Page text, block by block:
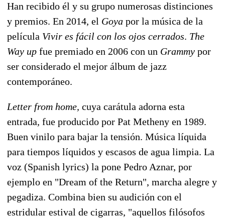
Han recibido él y su grupo numerosas distinciones
y premios. En 2014, el Goya por la música de la
película Vivir es fácil con los ojos cerrados. The
Way up fue premiado en 2006 con un Grammy por
ser considerado el mejor álbum de jazz
contemporáneo.
Letter from home, cuya carátula adorna esta
entrada, fue producido por Pat Metheny en 1989.
Buen vinilo para bajar la tensión. Música líquida
para tiempos líquidos y escasos de agua limpia. La
voz (Spanish lyrics) la pone Pedro Aznar, por
ejemplo en "Dream of the Return", marcha alegre y
pegadiza. Combina bien su audición con el
estridular estival de cigarras, "aquellos filósofos